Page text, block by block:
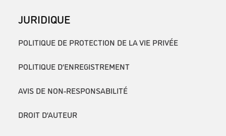
JURIDIQUE
POLITIQUE DE PROTECTION DE LA VIE PRIVÉE
POLITIQUE D’ENREGISTREMENT
AVIS DE NON-RESPONSABILITÉ
DROIT D’AUTEUR